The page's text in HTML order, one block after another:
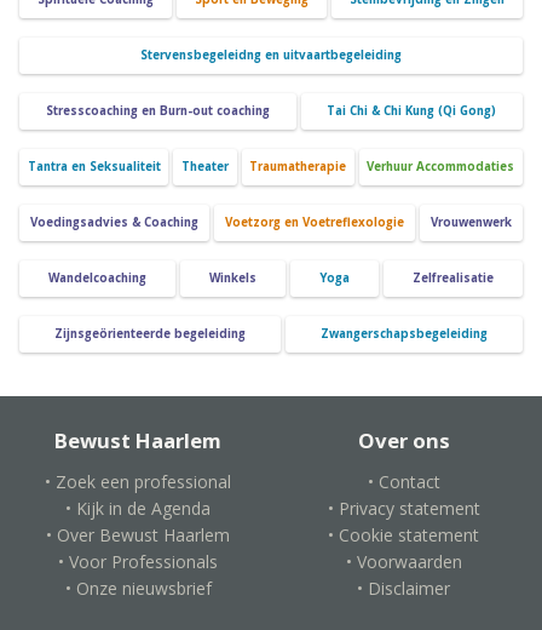
Stervensbegeleidng en uitvaartbegeleiding
Stresscoaching en Burn-out coaching Tai Chi & Chi Kung (Qi Gong)
Tantra en Seksualiteit Theater Traumatherapie Verhuur Accommodaties
Voedingsadvies & Coaching Voetzorg en Voetreflexologie Vrouwenwerk
Wandelcoaching Winkels Yoga Zelfrealisatie
Zijnsgeörienteerde begeleiding Zwangerschapsbegeleiding
Bewust Haarlem
• Zoek een professional
• Kijk in de Agenda
• Over Bewust Haarlem
• Voor Professionals
• Onze nieuwsbrief
Over ons
• Contact
• Privacy statement
• Cookie statement
• Voorwaarden
• Disclaimer